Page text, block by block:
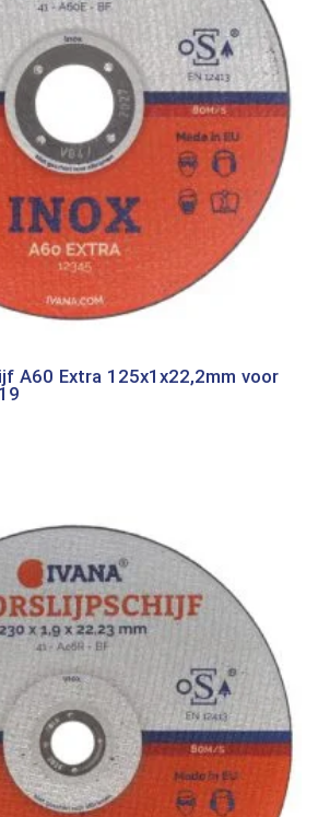
A60 Extra 125x1x22,2mm voor